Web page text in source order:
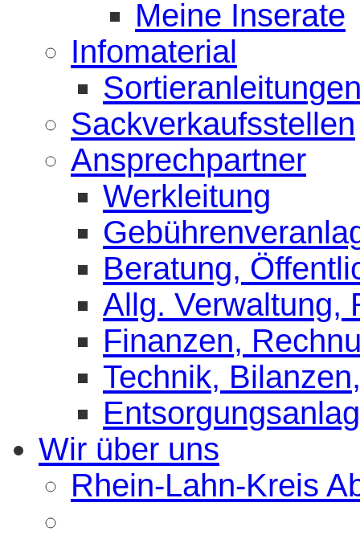
Meine Inserate
Infomaterial
Sackverkaufsstellen
Ansprechpartner
Werkleitung
Beratung,
Allg. Verwaltung,
Finanzen,
Technik,
Wir über uns
Rhein-Lahn-Kreis